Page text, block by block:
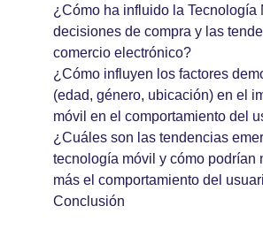
¿Cómo ha influido la Tecnología
decisiones de compra y las
comercio electrónico?
¿Cómo influyen los factores
(edad, género, ubicación) en el
móvil en el comportamiento del
¿Cuáles son las tendencias
tecnología móvil y cómo podrían
más el comportamiento del
Conclusión